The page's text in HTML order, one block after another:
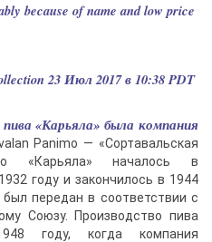
because of name and low price
23 Июл 2017 в 10:38 PDT
«Карьяла» была компания
Panimo — «Сортавальская
«Карьяла» началось в
году и закончилось в 1944
был передан в соответствии с
Союзу. Производство пива
году, когда компания